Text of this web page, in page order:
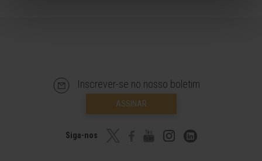
Inscrever-se no nosso boletim
ASSINAR
Siga-nos